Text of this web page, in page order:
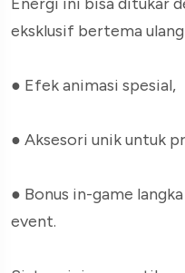
eksklusif bertema
● Efek animasi spesial,
● Aksesori unik untuk
● Bonus in-game
event.